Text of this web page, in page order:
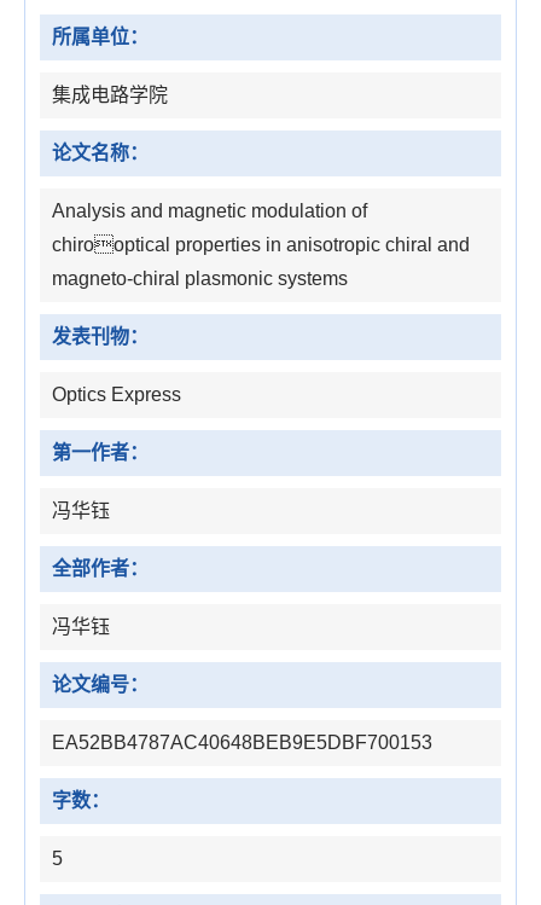
所属单位：
集成电路学院
论文名称：
Analysis and magnetic modulation of
chirooptical properties in anisotropic chiral and
magneto-chiral plasmonic systems
发表刊物：
Optics Express
第一作者：
冯华钰
全部作者：
冯华钰
论文编号：
EA52BB4787AC40648BEB9E5DBF700153
字数：
5